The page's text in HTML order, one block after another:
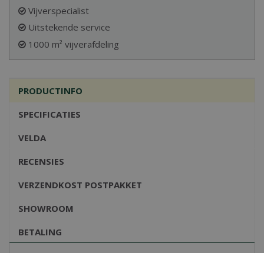
Vijverspecialist
Uitstekende service
1000 m² vijverafdeling
PRODUCTINFO
SPECIFICATIES
VELDA
RECENSIES
VERZENDKOST POSTPAKKET
SHOWROOM
BETALING